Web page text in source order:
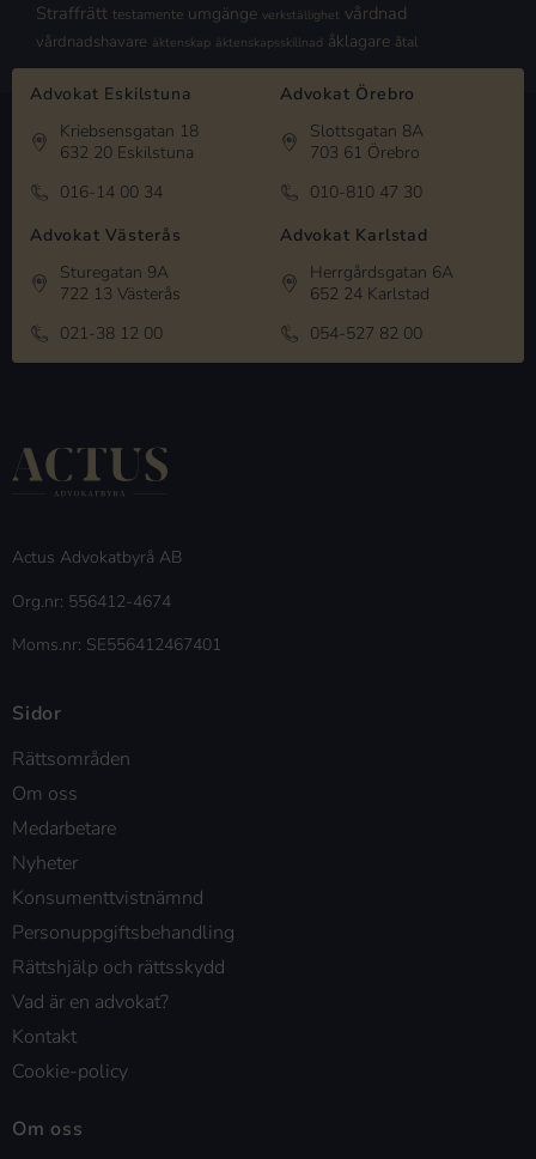
Straffrätt testamente umgänge verkställighet vårdnad
vårdnadshavare äktenskap äktenskapsskillnad åklagare åtal
Advokat Eskilstuna
Kriebsensgatan 18
632 20 Eskilstuna
016-14 00 34
Advokat Örebro
Slottsgatan 8A
703 61 Örebro
010-810 47 30
Advokat Västerås
Sturegatan 9A
722 13 Västerås
021-38 12 00
Advokat Karlstad
Herrgårdsgatan 6A
652 24 Karlstad
054-527 82 00
Actus Advokatbyrå AB
Org.nr: 556412-4674
Moms.nr: SE556412467401
Sidor
Rättsområden
Om oss
Medarbetare
Nyheter
Konsumenttvistnämnd
Personuppgiftsbehandling
Rättshjälp och rättsskydd
Vad är en advokat?
Kontakt
Cookie-policy
Om oss